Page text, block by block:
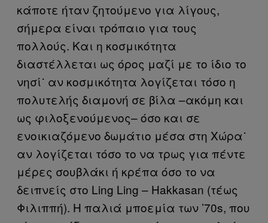
κάποτε ήταν ζητούμενο για λίγους,
σήμερα είναι τρόπαιο για τους
πολλούς. Και η κοσμικότητα
διαστέλλεται ως όρος μαζί με το ίδιο το
νησί˙ αν κοσμικότητα λογίζεται τόσο η
πολυτελής διαμονή σε βίλα –ακόμη και
ως φιλοξενούμενος– όσο και σε
ενοικιαζόμενο δωμάτιο μέσα στη Χώρα˙
αν λογίζεται τόσο το να τρως για πέντε
μέρες σουβλάκι ή κρέπα όσο το να
δειπνείς στο Ling Ling – Hakkasan (τέως
Φιλιππή). Η παλιά μποεμία των ’70s, που